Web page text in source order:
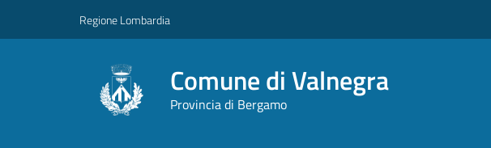
Regione Lombardia
Comune di Valnegra
Provincia di Bergamo